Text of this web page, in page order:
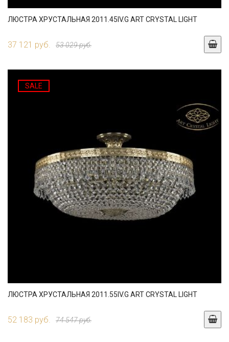
ЛЮСТРА ХРУСТАЛЬНАЯ 2011.45IV.G ART CRYSTAL LIGHT
37 121 руб. 53 029 руб.
SALE
ЛЮСТРА ХРУСТАЛЬНАЯ 2011.55IV.G ART CRYSTAL LIGHT
52 183 руб. 74 547 руб.